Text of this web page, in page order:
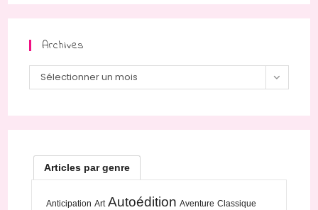
Archives
Archives
Sélectionner un mois
Articles par genre
Anticipation Art Autoédition Aventure Classique